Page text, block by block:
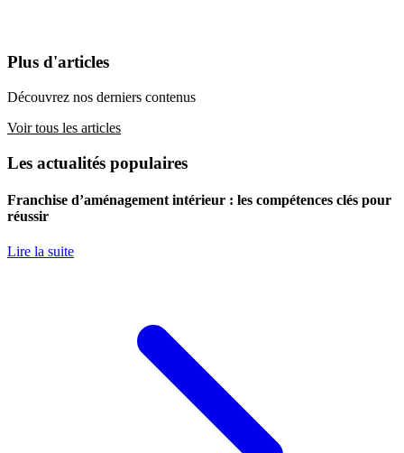
Plus d'articles
Découvrez nos derniers contenus
Voir tous les articles
Les actualités populaires
Franchise d’aménagement intérieur : les compétences clés pour
réussir
Lire la suite